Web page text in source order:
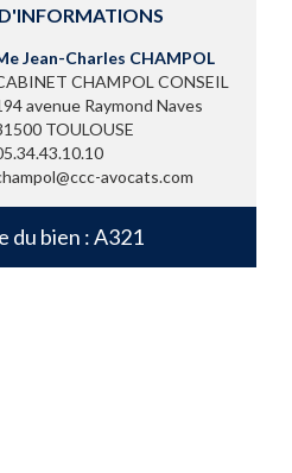
Jean-Charles CHAMPOL
CHAMPOL CONSEIL
avenue Raymond Naves
TOULOUSE
avocats.com
du bien : A321